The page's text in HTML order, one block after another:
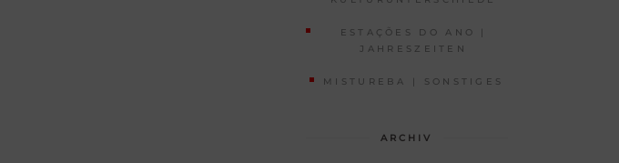
ESTAÇÕES DO ANO |
JAHRESZEITEN
MISTUREBA | SONSTIGES
ARCHIV